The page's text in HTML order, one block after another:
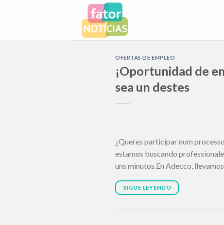
OFERTAS DE EMPLEO
¡Oportunidad de
sea un destes
¿Queres participar num
estamos buscando
uns minutos.En Adecco,
SIGUE LEYENDO